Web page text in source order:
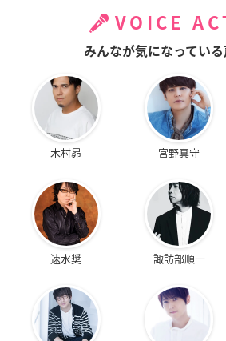
VOICE
みんなが気になってい
木村昴 宮野真守
速水奨 諏訪部順一